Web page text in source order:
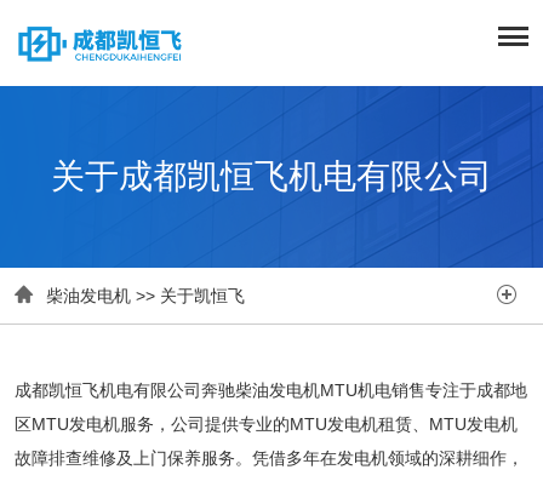
关于成都凯恒飞机电有限公司
 柴油发电机 >> 关于凯恒飞 
成都凯恒飞机电有限公司奔驰柴油发电机MTU机电销售专注于成都地
区MTU发电机服务，公司提供专业的MTU发电机租赁、MTU发电机
故障排查维修及上门保养服务。凭借多年在发电机领域的深耕细作，